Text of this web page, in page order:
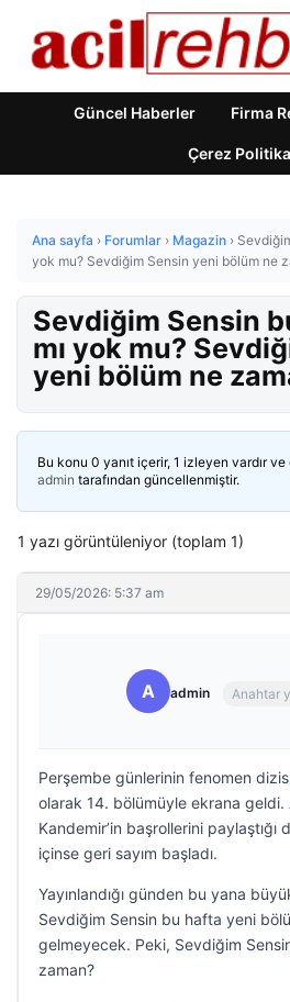
Güncel Haberler Firma
Çerez
Ana sayfa › Forumlar › Magazin ›
yok mu? Sevdiğim Sensin yeni bölüm ne
Sevdiğim Sensin
mı yok mu?
yeni bölüm ne
Bu konu 0 yanıt içerir, 1 izleyen vardır ve
admin tarafından güncellenmiştir.
1 yazı görüntüleniyor (toplam 1)
29/05/2026: 5:37 am
A admin Anahtar
Perşembe günlerinin fenomen
olarak 14. bölümüyle ekrana geldi.
Kandemir’in başrollerini paylaştığı
içinse geri sayım başladı.
Yayınlandığı günden bu yana
Sevdiğim Sensin bu hafta yeni
gelmeyecek. Peki, Sevdiğim
zaman?